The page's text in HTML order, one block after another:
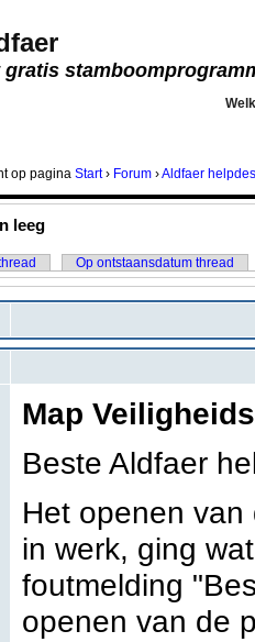
gratis
op pagina Start› Forum ›Aldfaer
leeg
Op ontstaansdatum thread
Map
Beste Aldfaer
Het openen
in werk, ging
foutmelding
openen van de